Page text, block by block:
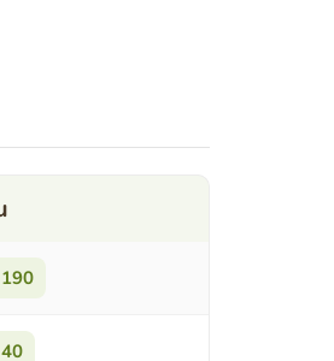
190
40